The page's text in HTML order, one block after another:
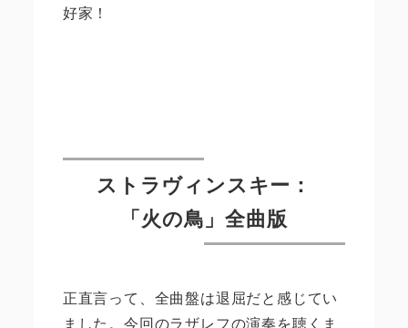
好家！
ストラヴィンスキー：
「火の鳥」全曲版
正直言って、全曲盤は退屈だと感じてい
ました。今回のラザレフの演奏を聴くま